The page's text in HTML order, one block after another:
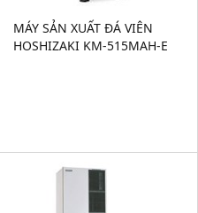
MÁY SẢN XUẤT ĐÁ VIÊN
HOSHIZAKI KM-515MAH-E